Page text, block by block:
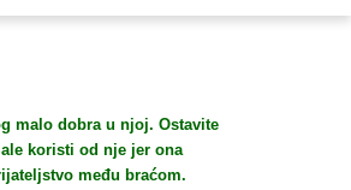
malo dobra u njoj. Ostavite
koristi od nje jer ona
među braćom.